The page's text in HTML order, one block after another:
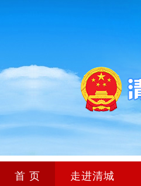
首 页 走进清城